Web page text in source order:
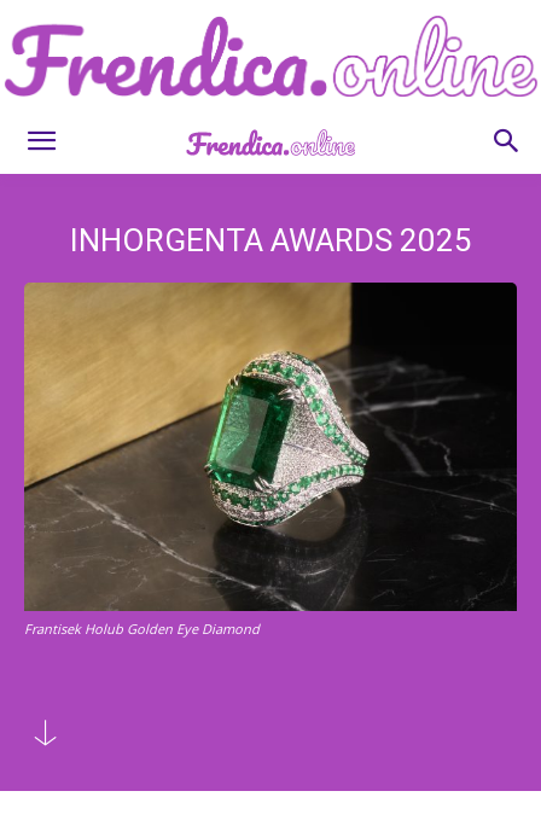
Frendica.online
INHORGENTA AWARDS 2025
Frantisek Holub Golden Eye Diamond